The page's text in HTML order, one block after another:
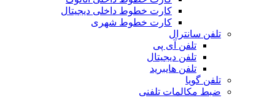
کارت خطوط داخلی دیجیتال
کارت خطوط شهری
تلفن سانترال
تلفن آی پی
تلفن دیجیتال
تلفن هایبرید
تلفن گویا
ضبط مکالمات تلفنی